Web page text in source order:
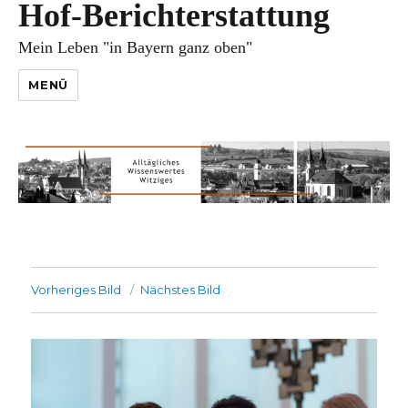
Hof-Berichterstattung
Mein Leben "in Bayern ganz oben"
MENÜ
Vorheriges Bild Nächstes Bild